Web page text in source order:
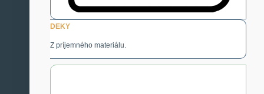
DEKY
Z príjemného materiálu.